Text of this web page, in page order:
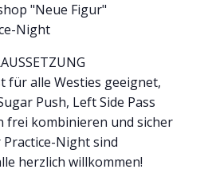
"Neue Figur"
Night
für alle Westies geeignet,
Push, Left Side Pass
frei kombinieren und sicher
Night sind
herzlich willkommen!